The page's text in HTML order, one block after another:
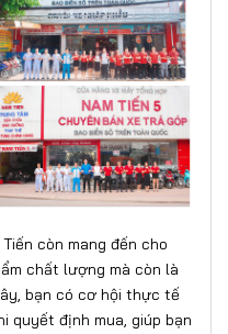
còn mang đến cho
chất lượng mà còn là
bạn có cơ hội thực tế
quyết định mua, giúp bạn